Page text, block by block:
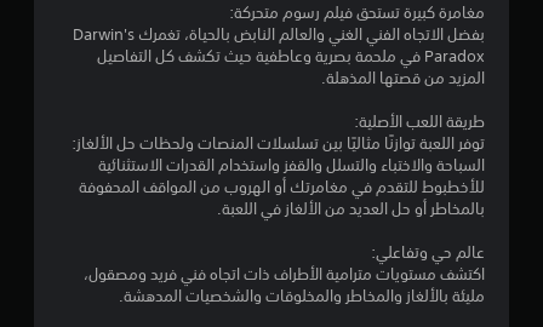
م
ا
ل
ق
مغامرة كبيرة تستحق فيلم رسوم متحركة:
بفضل الاتجاه الفني الغني والعالم النابض بالحياة، تغمرك Darwin's
Paradox في ملحمة بصرية وعاطفية حيث تكشف كل التفاصيل
المزيد من قصتها المذهلة.
طريقة اللعب الأصلية:
توفر اللعبة توازنًا مثاليًا بين تسلسلات المنصات ولحظات حل الألغاز:
السباحة والاختباء والتسلل والقفز واستخدام القدرات الاستثنائية
للأخطبوط للتقدم في مغامرتك أو الهروب من المواقف المحفوفة
بالمخاطر أو حل العديد من الألغاز في اللعبة.
عالم حي وتفاعلي:
اكتشف مستويات مترامية الأطراف ذات اتجاه فني فريد ومصقول،
مليئة بالألغاز والمخاطر والمخلوقات والشخصيات المدهشة.